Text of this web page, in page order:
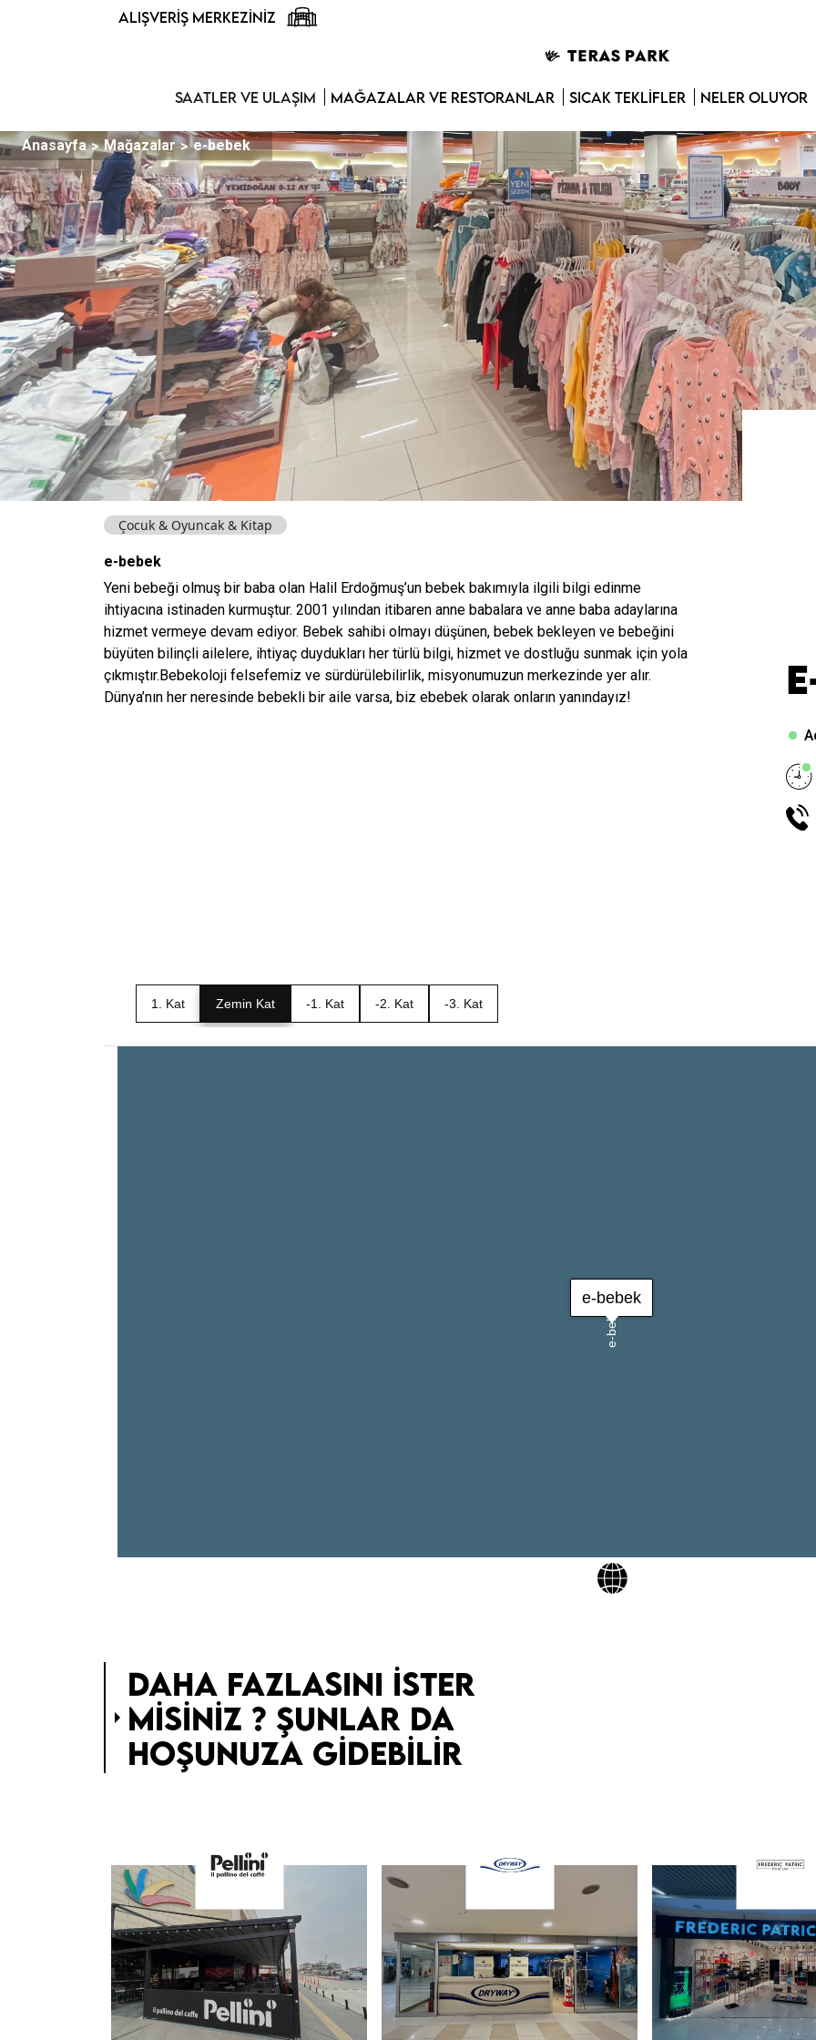
ALIŞVERIŞ MERKEZINIZ
SAATLER VE ULAŞIM MAĞAZALAR VE RESTORANLAR SICAK TEKLIFLER NELER OLUYOR
Anasayfa Mağazalar e-bebek
Çocuk & Oyuncak & Kitap
e-bebek
Yeni bebeği olmuş bir baba olan Halil Erdoğmuş’un bebek bakımıyla ilgili bilgi edinme
ihtiyacına istinaden kurmuştur. 2001 yılından itibaren anne babalara ve anne baba adaylarına
hizmet vermeye devam ediyor. Bebek sahibi olmayı düşünen, bebek bekleyen ve bebeğini
büyüten bilinçli ailelere, ihtiyaç duydukları her türlü bilgi, hizmet ve dostluğu sunmak için yola
çıkmıştır.Bebekoloji felsefemiz ve sürdürülebilirlik, misyonumuzun merkezinde yer alır.
Dünya’nın her neresinde bebekli bir aile varsa, biz ebebek olarak onların yanındayız!
DAHA FAZLASINI ISTER
MISINIZ ? ŞUNLAR DA
HOŞUNUZA GIDEBILIR